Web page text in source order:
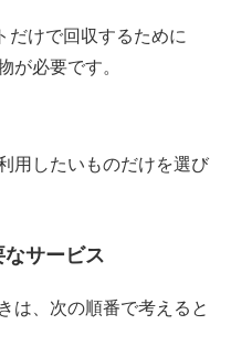
だけで回収するために
必要です。
用したいものだけを選び
サービス
は、次の順番で考えると